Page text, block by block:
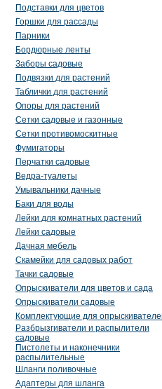
Подставки для цветов
Горшки для рассады
Парники
Бордюрные ленты
Заборы садовые
Подвязки для растений
Таблички для растений
Опоры для растений
Сетки садовые и газонные
Сетки противомоскитные
Фумигаторы
Перчатки садовые
Ведра-туалеты
Умывальники дачные
Баки для воды
Лейки для комнатных растений
Лейки садовые
Дачная мебель
Скамейки для садовых работ
Тачки садовые
Опрыскиватели для цветов и сада
Опрыскиватели садовые
Комплектующие для
Разбрызгиватели и распылители
садовые
Пистолеты и наконечники
распылительные
Шланги поливочные
Адаптеры для шланга